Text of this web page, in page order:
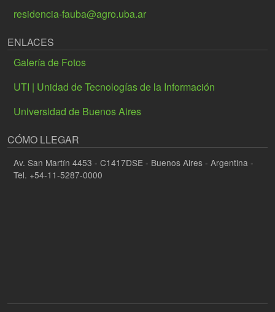
residencia-fauba@agro.uba.ar
ENLACES
Galería de Fotos
UTI | Unidad de Tecnologías de la Información
Universidad de Buenos Aires
CÓMO LLEGAR
Av. San Martín 4453 - C1417DSE - Buenos Aires - Argentina -
Tel. +54-11-5287-0000